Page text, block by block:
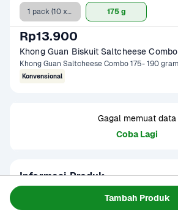
Tambah Produk
1 pack (10 x 17 g) 175 g
Rp13.900
Khong Guan Biskuit Saltcheese Combo
Khong Guan Saltcheese Combo 175- 190 gram
Konvensional
Gagal memuat data
Coba Lagi
Informasi Produk
Khong Guan Biskuit Saltcheese Combo
camilan asin keju dalam satu paket